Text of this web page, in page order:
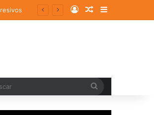
Log InRandom Article
Sidebar